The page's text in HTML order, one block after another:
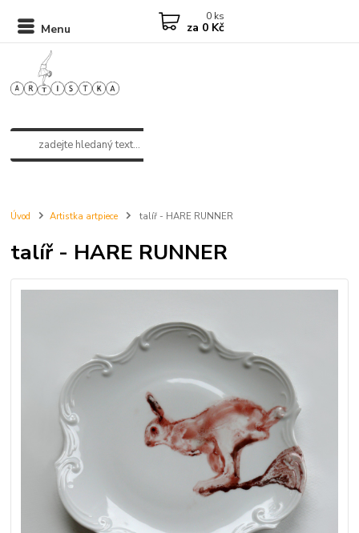
Menu
0 ks
za 0 Kč
Úvod Artistka artpiece talíř - HARE RUNNER
talíř - HARE RUNNER